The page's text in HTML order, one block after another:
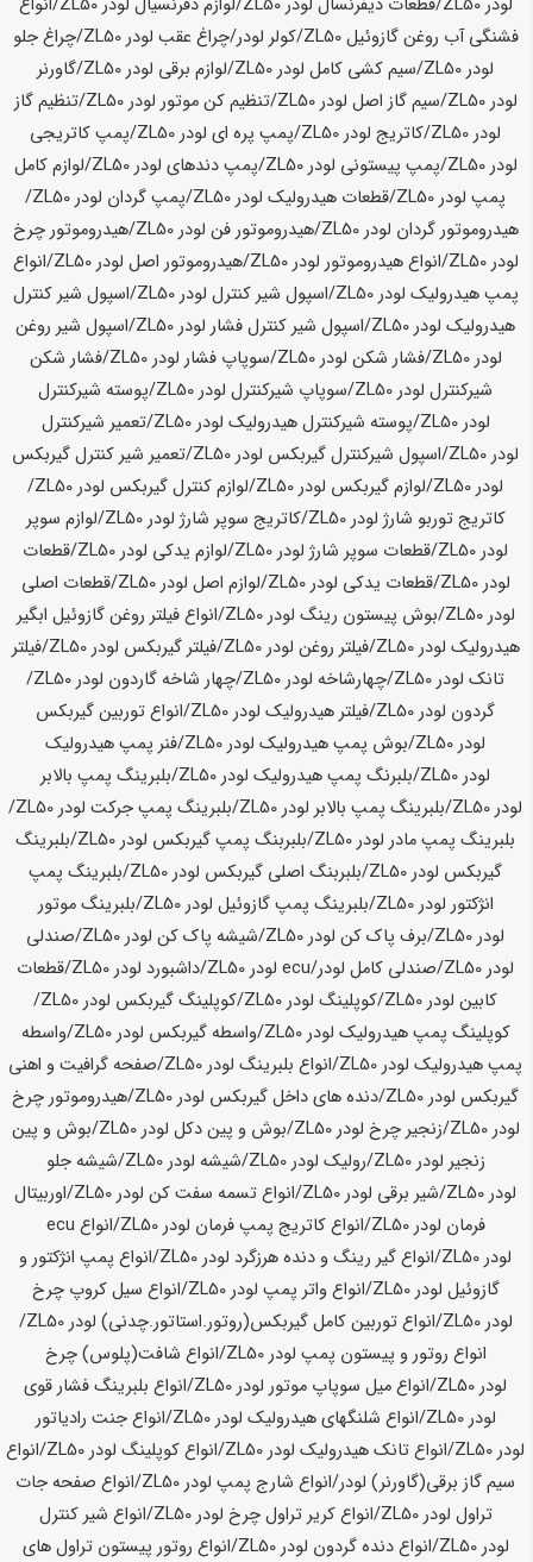
فشنگی آب روغن گازوئیلZL50 /کولر لودر/چراغ عقب لودرZL50
/چراغ جلو
لودر
/سیم کشی کامل لودر /لوازم برقی لودر
/گاورنر
لودرZL50 /سیم گاز اصل لودرZL50 /تنظیم کن موتور لودرZL50
/تنظیم گاز
لودر
/کاتریج لودر /پمپ پره ای لودر
/پمپ کاتریجی
لودرZL50 /پمپ پیستونی لودرZL50 /پمپ دندهای لودرZL50
/لوازم کامل
پمپ لودر
/قطعات هیدرولیک لودر /پمپ گردان لودر
/
هیدروموتور گردان لودرZL50 /هیدروموتور فن لودرZL50
/هیدروموتور چرخ
لودرZL50 /انواع هیدروموتور لودرZL50 /هیدروموتور اصل لودرZL50
/انواع
پمپ هیدرولیک لودرZL50 /اسپول شیر کنترل لودرZL50
/اسپول شیر کنترل
هیدرولیک لودر
/اسپول شیر کنترل فشار لودر
/اسپول شیر روغن
لودرZL50 /فشار شکن لودرZL50 /سوپاپ فشار لودرZL50
/فشار شکن
شیرکنترل لودر
/سوپاپ شیرکنترل لودر
/پوسته شیرکنترل
لودرZL50 /پوسته شیرکنترل هیدرولیک لودرZL50
/تعمیر شیرکنترل
لودر
/اسپول شیرکنترل گیربکس لودر
/تعمیر شیر کنترل گیربکس
لودر
/لوازم گیربکس لودر /لوازم کنترل گیربکس لودر
/
کاتریج توربو شارژ لودرZL50 /کاتریج سوپر شارژ لودرZL50
/لوازم سوپر
لودر
/قطعات سوپر شارژ لودر /لوازم یدکی لودر
/قطعات
لودرZL50 /قطعات یدکی لودرZL50 /لوازم اصل لودرZL50
/قطعات اصلی
لودرZL50 /بوش پیستون رینگ لودرZL50
/انواع فیلتر روغن گازوئیل ابگیر
هیدرولیک لودرZL50 /فیلتر روغن لودرZL50 /فیلتر گیربکس لودرZL50
/فیلتر
تانک لودر
/چهارشاخه لودر /چهار شاخه گاردون لودر
/
گردون لودر
/فیلتر هیدرولیک لودر
/انواع توربین گیربکس
لودر
/بوش پمپ هیدرولیک لودر
/فنر پمپ هیدرولیک
لودر
/بلبرنگ پمپ هیدرولیک لودر
/بلبرینگ پمپ بالابر
لودر
/بلبرینگ پمپ بالابر لودر /بلبرینگ پمپ جرکت لودر
/
بلبرینگ پمپ مادر لودر
/بلبربنگ پمپ گیربکس لودر
/بلبرینگ
گیربکس لودر
/بلبربنگ اصلی گیربکس لودر
/بلبرینگ پمپ
انژکتور لودرZL50 /بلبرینگ پمپ گازوئیل لودرZL50
/بلبرینگ موتور
لودر
/برف پاک کن لودر /شیشه پاک کن لودر
/صندلی
لودر
/صندلی کامل لودر/ecu لودر /داشبورد لودر
/قطعات
کابین لودر
/کوپلینگ لودر /کوپلینگ گیربکس لودر
/
کوپلینگ پمپ هیدرولیک لودرZL50 /واسطه گیربکس لودرZL50
/واسطه
پمپ هیدرولیک لودر
/انواع بلبرینگ لودر
/صفحه گرافیت و اهنی
گیربکس لودر
/دنده های داخل گیربکس لودر
/هیدروموتور چرخ
لودرZL50 /زنجیر چرخ لودرZL50 /بوش و پین دکل لودرZL50
/بوش و پین
زنجیر لودرZL50 /رولیک لودرZL50 /شیشه لودرZL50
/شیشه جلو
لودر
/شیر برقی لودر /انواع تسمه سفت کن لودر
/اوربیتال
فرمان لودرZL50 /انواع کاتریج پمپ فرمان لودرZL50
/انواع ecu
لودر
/انواع گیر رینگ و دنده هرزگرد لودر
/انواع پمپ انژکتور و
گازوئیل لودرZL50 /انواع واتر پمپ لودرZL50
/انواع سیل کروپ چرخ
لودرZL50 /انواع توربین کامل گیربکس(روتور.استاتور.چدنی) لودرZL50
/
انواع روتور و پیستون پمپ لودرZL50
/انواع شافت(پلوس) چرخ
لودر
/انواع میل سوپاپ موتور لودر
/انواع بلبرینگ فشار قوی
لودرZL50 /انواع شلنگهای هیدرولیک لودرZL50
/انواع جنت رادیاتور
لودر
/انواع تانک هیدرولیک لودر /انواع کوپلینگ لودر
/انواع
سیم گاز برقی(گاورنر) لودر/انواع شارج پمپ لودر
/انواع صفحه جات
تراول لودرZL50 /انواع کریر تراول چرخ لودرZL50
/انواع شیر کنترل
لودرZL50 /انواع دنده گردون لودرZL50
/انواع روتور پیستون تراول های